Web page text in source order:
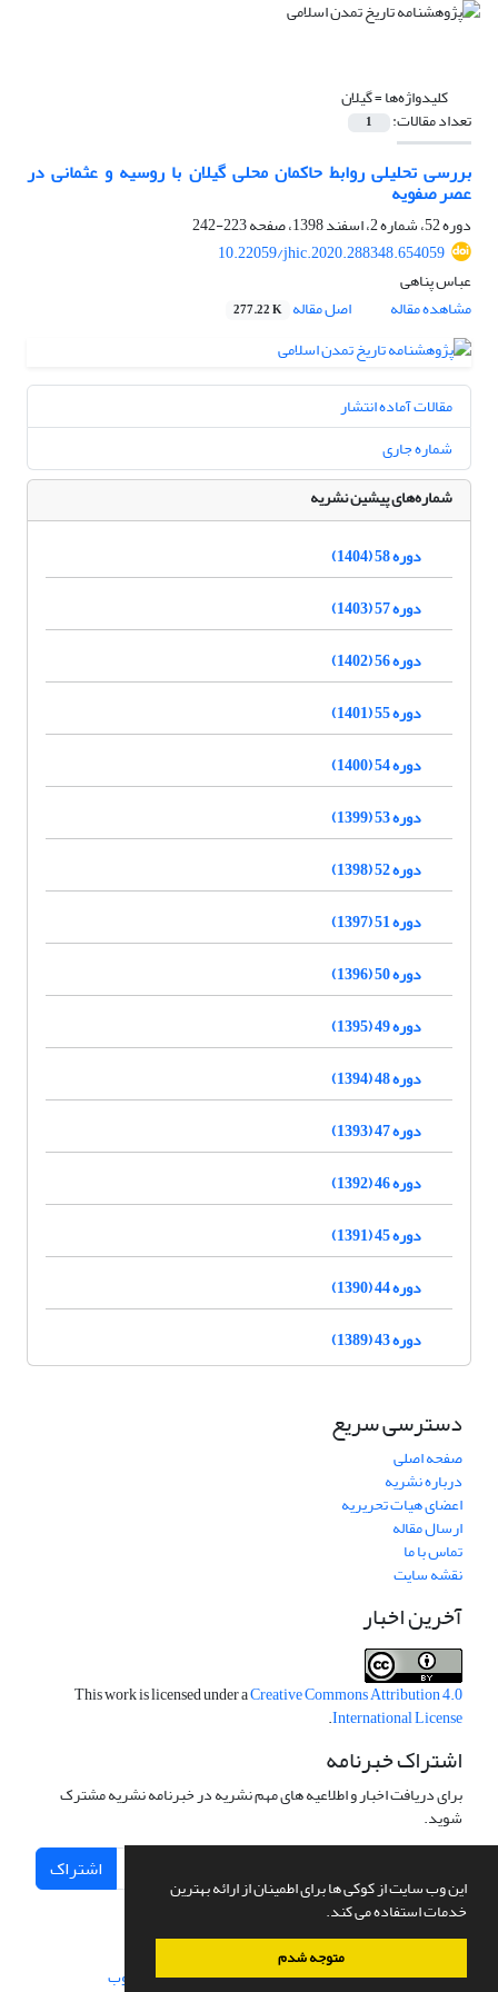
این وب سایت از کوکی ها برای اطمینان از ارائه بهترین
خدمات استفاده می کند.
متوجه شدم
کلیدواژه‌ها =گیلان
تعداد مقالات: 1
بررسی تحلیلی روابط حاکمان محلی گیلان با روسیه و عثمانی در
عصر صفویه
دوره 52، شماره 2، اسفند 1398، صفحه
223-242
10.22059/jhic.2020.288348.654059
عباس پناهی
مشاهده مقاله
اصل مقاله 277.22 K
مقالات آماده انتشار
شماره جاری
شماره‌های پیشین نشریه
دوره 58 (1404)
دوره 57 (1403)
دوره 56 (1402)
دوره 55 (1401)
دوره 54 (1400)
دوره 53 (1399)
دوره 52 (1398)
دوره 51 (1397)
دوره 50 (1396)
دوره 49 (1395)
دوره 48 (1394)
دوره 47 (1393)
دوره 46 (1392)
دوره 45 (1391)
دوره 44 (1390)
دوره 43 (1389)
دسترسی سریع
صفحه اصلی
درباره نشریه
اعضای هیات تحریریه
ارسال مقاله
تماس با ما
نقشه سایت
آخرین اخبار
This work is licensed under aCreative Commons Attribution 4.0
International License
.
اشتراک خبرنامه
برای دریافت اخبار و اطلاعیه های مهم نشریه در خبرنامه نشریه مشترک
شوید.
اشتراک
سامانه مدیریت نشریات علمی.طراحی و پیاده سازی از سیناوب